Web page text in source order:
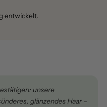
entwickelt.
unsere
glänzendes Haar –